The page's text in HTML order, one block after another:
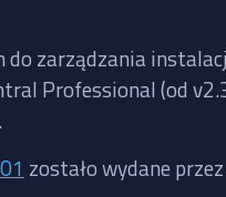
zarządzania
Professional (od
zostało wydane